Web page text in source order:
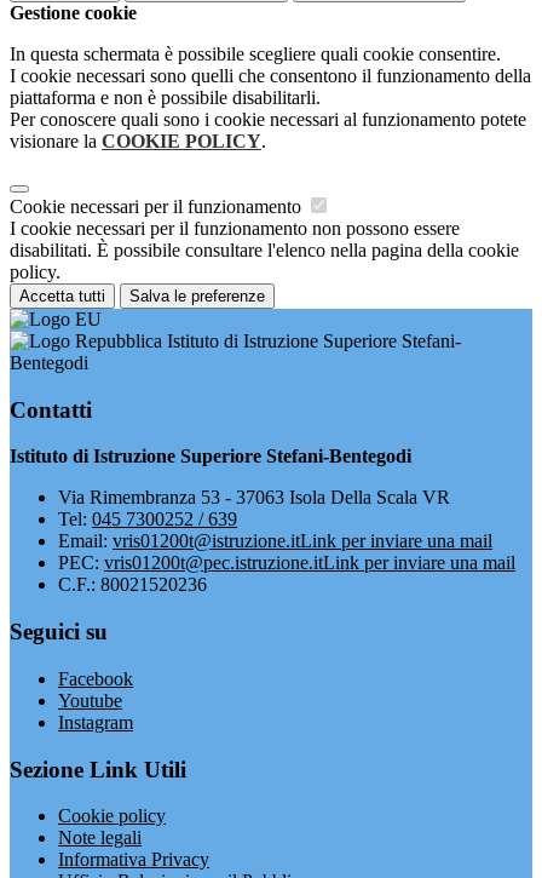
Gestione cookie
In questa schermata è possibile scegliere quali cookie consentire.
I cookie necessari sono quelli che consentono il funzionamento della
piattaforma e non è possibile disabilitarli.
Per conoscere quali sono i cookie necessari al funzionamento potete
visionare la COOKIE POLICY.
Cookie necessari per il funzionamento
I cookie necessari per il funzionamento non possono essere
disabilitati. È possibile consultare l'elenco nella pagina della cookie
policy.
Accetta tutti Salva le preferenze
Istituto di Istruzione Superiore Stefani-
Bentegodi
Contatti
Istituto di Istruzione Superiore Stefani-Bentegodi
Via Rimembranza 53 - 37063 Isola Della Scala VR
Tel: 045 7300252 / 639
Email: vris01200t@istruzione.itLink per inviare una mail
PEC: vris01200t@pec.istruzione.itLink per inviare una mail
C.F.: 80021520236
Seguici su
Facebook
Youtube
Instagram
Sezione Link Utili
Cookie policy
Note legali
Informativa Privacy